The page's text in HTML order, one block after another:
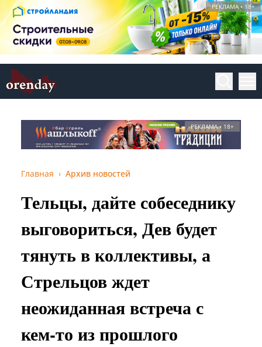
РЕКЛАМА • 18+
РЕКЛАМА • 18+
Главная Архив новостей
Тельцы, дайте собеседнику
выговориться, Дев будет
тянуть в коллективы, а
Стрельцов ждет
неожиданная встреча с
кем-то из прошлого